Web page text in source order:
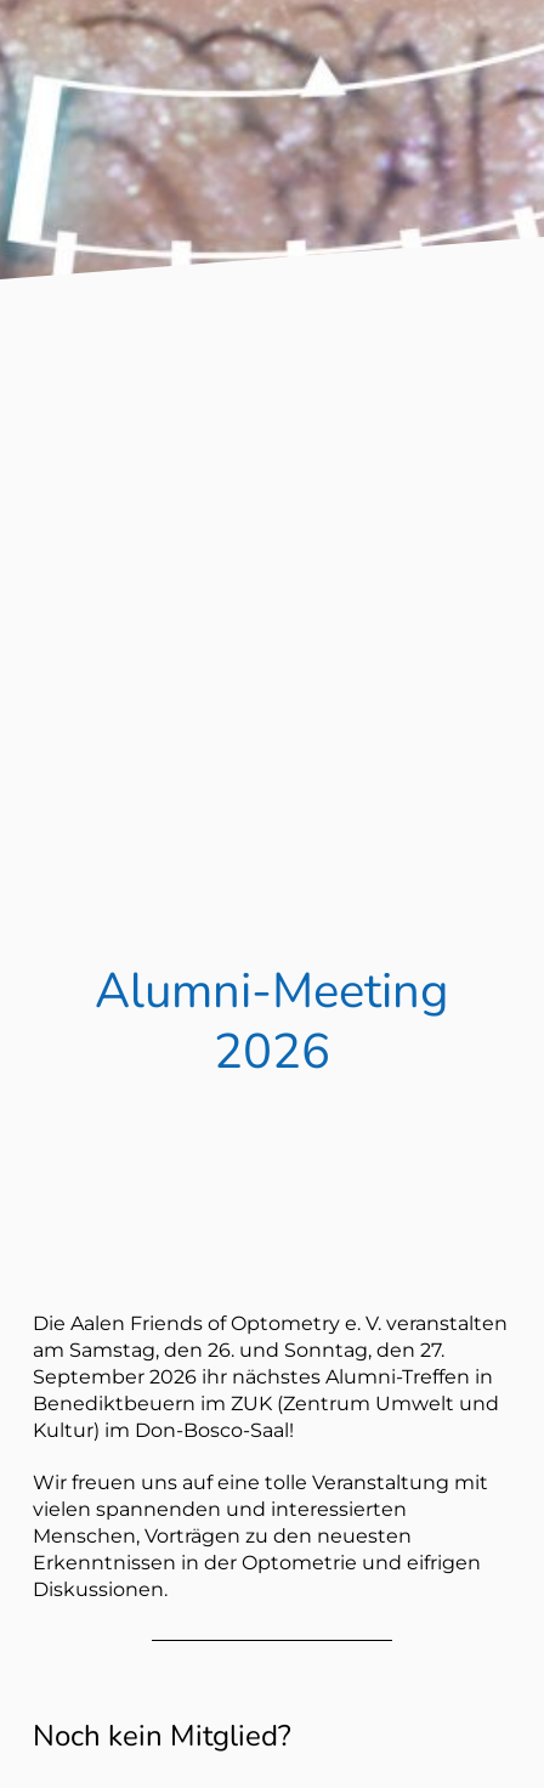
Alumni-Meeting
2026
Die Aalen Friends of Optometry e. V. veranstalten
am Samstag, den 26. und Sonntag, den 27.
September 2026 ihr nächstes Alumni-Treffen in
Benediktbeuern im ZUK (Zentrum Umwelt und
Kultur) im Don-Bosco-Saal!
Wir freuen uns auf eine tolle Veranstaltung mit
vielen spannenden und interessierten
Menschen, Vorträgen zu den neuesten
Erkenntnissen in der Optometrie und eifrigen
Diskussionen.
Noch kein Mitglied?